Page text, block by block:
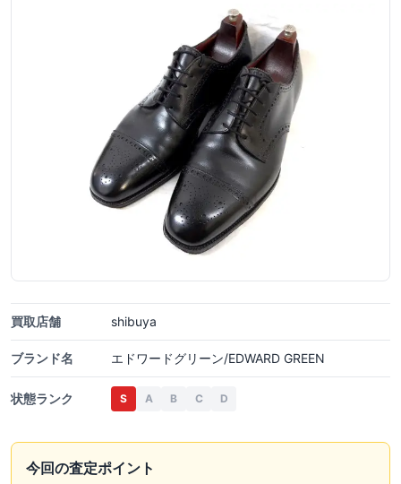
買取店舗 shibuya
ブランド名 エドワードグリーン/EDWARD GREEN
状態ランク S A B C D
今回の査定ポイント